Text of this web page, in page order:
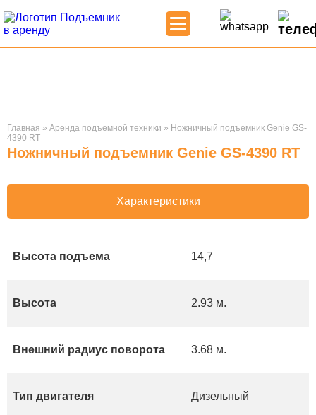
Главная » Аренда подъемной техники » Ножничный подъемник Genie GS-
4390 RT
Ножничный подъемник Genie GS-4390 RT
Характеристики
Высота подъема 14,7
Высота 2.93 м.
Внешний радиус поворота 3.68 м.
Тип двигателя Дизельный